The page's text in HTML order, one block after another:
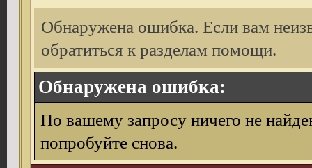
Обнаружена ошибка. Если вам
обратиться к разделам помощи.
Обнаружена ошибка:
По вашему запросу ничего не
попробуйте снова.